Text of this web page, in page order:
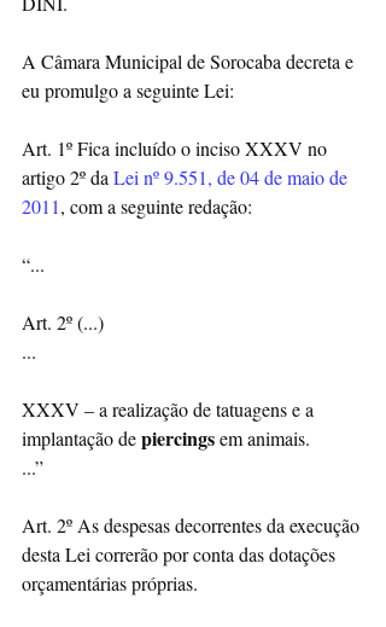
A Câmara Municipal de Sorocaba decreta e
eu promulgo a seguinte Lei:
Art. 1º Fica incluído o inciso XXXV no
artigo 2º da Lei nº 9.551, de 04 de maio de
2011, com a seguinte redação:
“...
Art. 2º (...)
...
XXXV – a realização de tatuagens e a
implantação de piercings em animais.
...”
Art. 2º As despesas decorrentes da execução
desta Lei correrão por conta das dotações
orçamentárias próprias.